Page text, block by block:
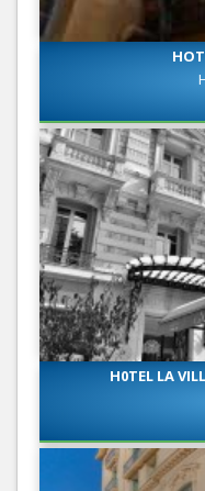
H0TEL LA